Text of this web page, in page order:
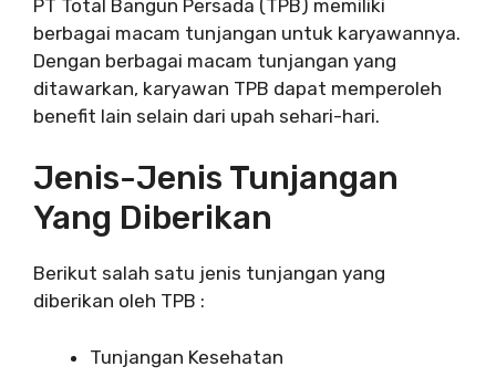
PT Total Bangun Persada (TPB) memiliki
berbagai macam tunjangan untuk karyawannya.
Dengan berbagai macam tunjangan yang
ditawarkan, karyawan TPB dapat memperoleh
benefit lain selain dari upah sehari-hari.
Jenis-Jenis Tunjangan
Yang Diberikan
Berikut salah satu jenis tunjangan yang
diberikan oleh TPB :
Tunjangan Kesehatan